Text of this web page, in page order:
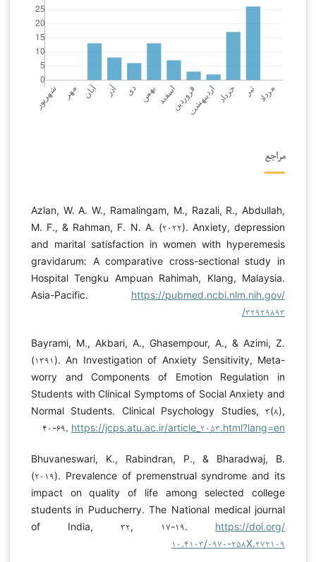
مراجع
Azlan, W. A. W., Ramalingam, M., Razali, R., Abdullah,
M. F., & Rahman, F. N. A. (۲۰۲۲). Anxiety, depression
and marital satisfaction in women with hyperemesis
gravidarum: A comparative cross-sectional study in
Hospital Tengku Ampuan Rahimah, Klang, Malaysia.
Asia-Pacific. https://pubmed.ncbi.nlm.nih.gov/
۳۲۹۲۹۸۹۳/
Bayrami, M., Akbari, A., Ghasempour, A., & Azimi, Z.
(۱۳۹۱). An Investigation of Anxiety Sensitivity, Meta-
worry and Components of Emotion Regulation in
Students with Clinical Symptoms of Social Anxiety and
Normal Students. Clinical Psychology Studies, ۳(۸),
۴۰-۶۹. https://jcps.atu.ac.ir/article_۲۰۵۳.html?lang=en
Bhuvaneswari, K., Rabindran, P., & Bharadwaj, B.
(۲۰۱۹). Prevalence of premenstrual syndrome and its
impact on quality of life among selected college
students in Puducherry. The National medical journal
of India, ۳۲, ۱۷-۱۹. https://doi.org/
۱۰.۴۱۰۳/۰۹۷۰-۲۵۸X.۲۷۲۱۰۹